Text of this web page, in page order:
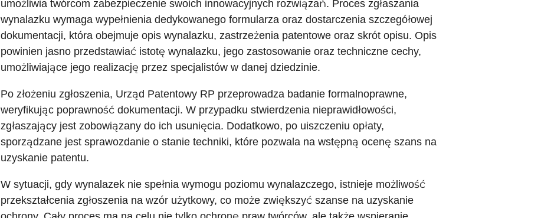
umożliwia twórcom zabezpieczenie swoich innowacyjnych rozwiązań. Proces zgłaszania
wynalazku wymaga wypełnienia dedykowanego formularza oraz dostarczenia szczegółowej
dokumentacji, która obejmuje opis wynalazku, zastrzeżenia patentowe oraz skrót opisu. Opis
powinien jasno przedstawiać istotę wynalazku, jego zastosowanie oraz techniczne cechy,
umożliwiające jego realizację przez specjalistów w danej dziedzinie.
Po złożeniu zgłoszenia, Urząd Patentowy RP przeprowadza badanie formalnoprawne,
weryfikując poprawność dokumentacji. W przypadku stwierdzenia nieprawidłowości,
zgłaszający jest zobowiązany do ich usunięcia. Dodatkowo, po uiszczeniu opłaty,
sporządzane jest sprawozdanie o stanie techniki, które pozwala na wstępną ocenę szans na
uzyskanie patentu.
W sytuacji, gdy wynalazek nie spełnia wymogu poziomu wynalazczego, istnieje możliwość
przekształcenia zgłoszenia na wzór użytkowy, co może zwiększyć szanse na uzyskanie